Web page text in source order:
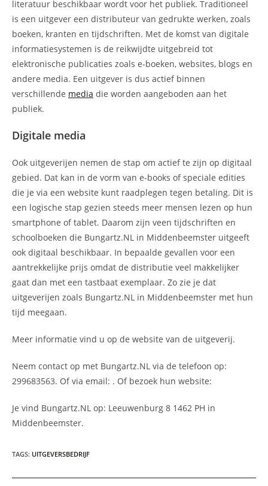
literatuur beschikbaar wordt voor het publiek. Traditioneel
is een uitgever een distributeur van gedrukte werken, zoals
boeken, kranten en tijdschriften. Met de komst van digitale
informatiesystemen is de reikwijdte uitgebreid tot
elektronische publicaties zoals e-boeken, websites, blogs en
andere media. Een uitgever is dus actief binnen
verschillende media die worden aangeboden aan het
publiek.
Digitale media
Ook uitgeverijen nemen de stap om actief te zijn op digitaal
gebied. Dat kan in de vorm van e-books of speciale edities
die je via een website kunt raadplegen tegen betaling. Dit is
een logische stap gezien steeds meer mensen lezen op hun
smartphone of tablet. Daarom zijn veen tijdschriften en
schoolboeken die Bungartz.NL in Middenbeemster uitgeeft
ook digitaal beschikbaar. In bepaalde gevallen voor een
aantrekkelijke prijs omdat de distributie veel makkelijker
gaat dan met een tastbaat exemplaar. Zo zie je dat
uitgeverijen zoals Bungartz.NL in Middenbeemster met hun
tijd meegaan.
Meer informatie vind u op de website van de uitgeverij.
Neem contact op met Bungartz.NL via de telefoon op:
299683563. Of via email: . Of bezoek hun website:
Je vind Bungartz.NL op: Leeuwenburg 8 1462 PH in
Middenbeemster.
TAGS: UITGEVERSBEDRIJF